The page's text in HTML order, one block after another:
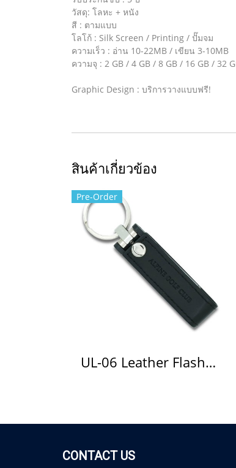
วัสดุ: โลหะ + หนัง
สี : ตามแบบ
โลโก้ : Silk Screen / Printing / ปั๊มจม
ความเร็ว : อ่าน 10-22MB / เขียน 3-10MB
ความจุ : 2 GB / 4 GB / 8 GB / 16 GB / 32
Graphic Design : บริการวางแบบฟรี!
สินค้าเกี่ยวข้อง
Pre-Order
UL-06 Leather Flash Drive แฟลชไดร์ฟหนัง
CONTACT US